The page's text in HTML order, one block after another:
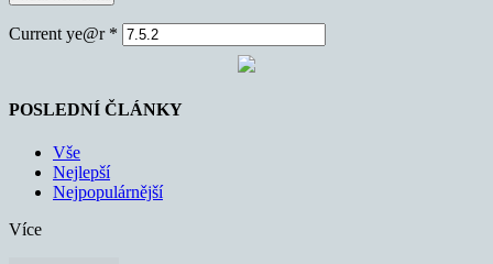
Current ye@r *
POSLEDNÍ ČLÁNKY
Vše
Nejlepší
Nejpopulárnější
Více